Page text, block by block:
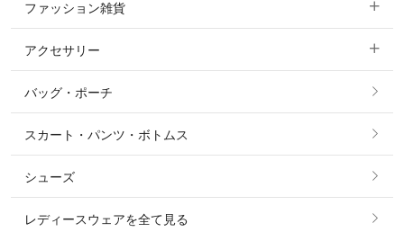
ニット・セーター
シャツ・ブラウス・ワンピース
ショージャケット
ショーシャツ
ファッション雑貨
すべてのファッション雑貨
ソックス
ベルト
アクセサリー
すべてのアクセサリー
リング
ピアス・イヤリング
バッグ・ポーチ
スカート・パンツ・ボトムス
シューズ
レディースウェアを全て見る